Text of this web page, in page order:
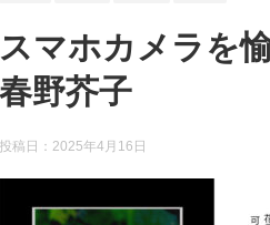
スマホカメラを
春野芥子
投稿日： 2025年4月16日